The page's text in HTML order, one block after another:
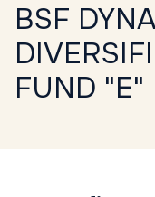
BSF
FUND "E"